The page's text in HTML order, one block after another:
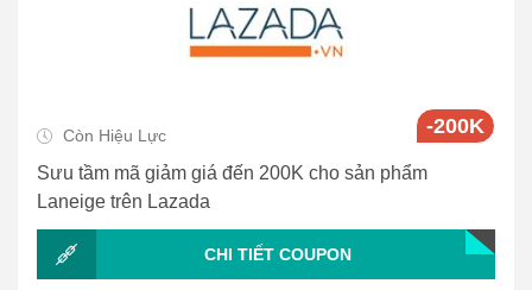
Còn Hiệu Lực -200K
Sưu tầm mã giảm giá đến 200K cho sản phẩm
Laneige trên Lazada
CHI TIẾT COUPON